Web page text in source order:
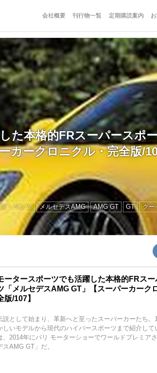
会社概要 刊行物一覧 定期購読案内
た本格的FRスーパースポ
カークロニクル・完全版/
・ベンツ メルセデスAMG AMG GT GT
クー
ータースポーツでも活躍した本格的FRス
「メルセデスAMG GT」【スーパーカーク
版/107】
説として始まり、革新へと至ったスーパーカーたち。
しいモデルから現代のハイパースポーツまで紹介して
、2014年にパリ モーターショーでワールドプレミア
スAMG GT」だ。